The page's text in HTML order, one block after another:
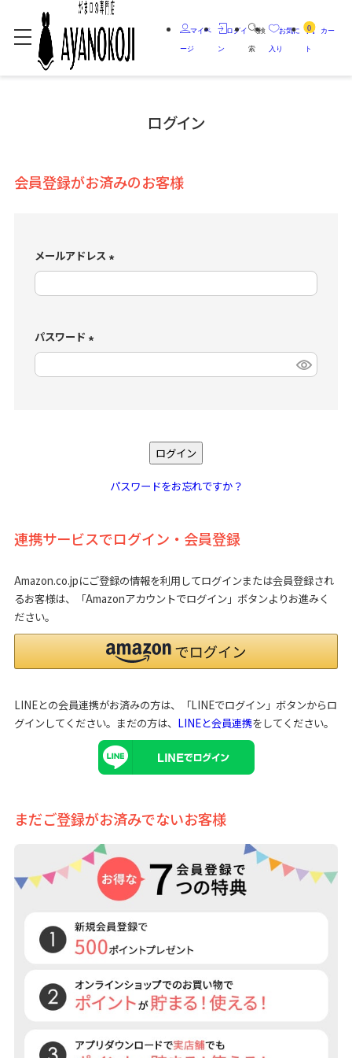
マイペ
ージ
ログイ
ン
検
索
お気に
入り
0 カー
ト
ログイン
会員登録がお済みのお客様
メールアドレス
必
パスワード
必
ログイン
パスワードをお忘れですか？
連携サービスでログイン・会員登録
Amazon.co.jpにご登録の情報を利用してログインまたは会員登録され
るお客様は、「Amazonアカウントでログイン」ボタンよりお進みく
ださい。
LINEとの会員連携がお済みの方は、「LINEでログイン」ボタンからロ
グインしてください。まだの方は、 LINEと会員連携をしてください。
まだご登録がお済みでないお客様